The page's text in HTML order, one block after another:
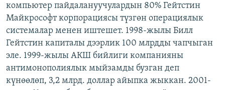
компьютер пайдалануучулардын 80% Гейтстин
Майкрософт корпорациясы түзгөн операциялык
системалар менен иштешет. 1998-жылы Билл
Гейтстин капиталы дээрлик 100 млрдды чапчыган
эле. 1999-жылы АКШ бийлиги компанияны
антимонополиялык мыйзамды бузган деп
күнөөлөп, 3,2 млрд. доллар айыпка жыккан. 2001-